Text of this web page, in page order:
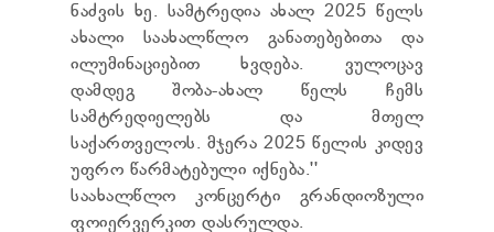
ნაძვის ხე. სამტრედია ახალ 2025 წელს
ახალი საახალწლო განათებებითა და
ილუმინაციებით ხვდება. ვულოცავ
დამდეგ შობა-ახალ წელს ჩემს
სამტრედიელებს და მთელ
საქართველოს. მჯერა 2025 წელის კიდევ
უფრო წარმატებული იქნება.''
საახალწლო კონცერტი გრანდიოზული
ფოიერვერკით დასრულდა.